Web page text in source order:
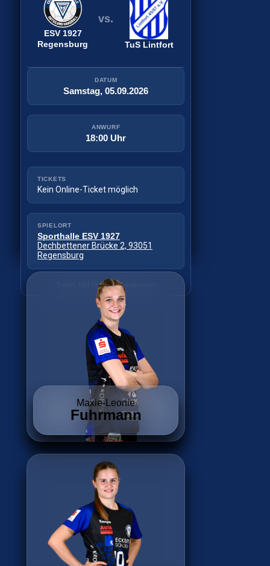
Bergischer HC
vs.
ESV 1927
Regensburg
DATUM
Samstag, 29.08.2026
ANWURF
18:30 Uhr
Tickets kaufen
Sporthalle Wittkulle
Wittkuller Straße, 42719 Solingen
Daten: hbf.fmp.sportradar.com
ESV 1927
Regensburg
vs.
TuS Lintfort
DATUM
Samstag, 05.09.2026
ANWURF
18:00 Uhr
TICKETS
Kein Online-Ticket möglich
SPIELORT
Sporthalle ESV 1927
Dechbettener Brücke 2, 93051
Regensburg
Daten: hbf.fmp.sportradar.com
Maxie-Leonie
Fuhrmann